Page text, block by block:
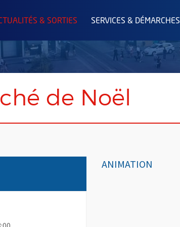
& SORTIES SERVICES & DÉMARCHES
de Noël
ANIMATION